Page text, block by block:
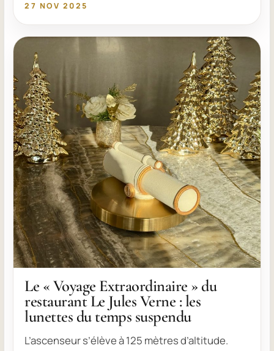
27 NOV 2025
Le « Voyage Extraordinaire » du
restaurant Le Jules Verne : les
lunettes du temps suspendu
L’ascenseur s’élève à 125 mètres d’altitude.